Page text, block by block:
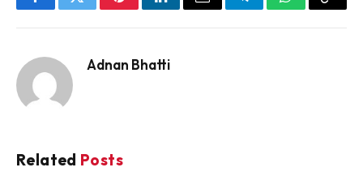
FacebookTwitterPinterestLinkedInEmail TelegramWhatsApp
Copy
Adnan Bhatti
Related Posts